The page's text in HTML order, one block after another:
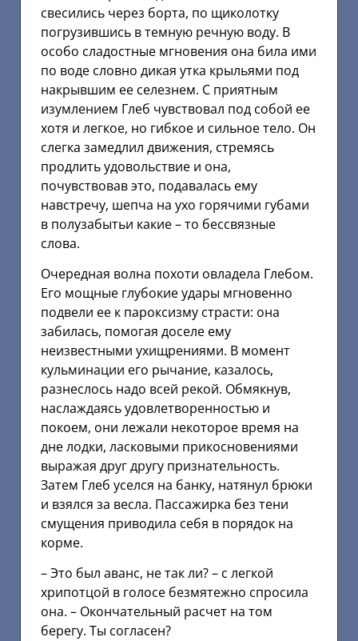
свесились через борта, по щиколотку
погрузившись в темную речную воду. В
особо сладостные мгновения она била ими
по воде словно дикая утка крыльями под
накрывшим ее селезнем. С приятным
изумлением Глеб чувствовал под собой ее
хотя и легкое, но гибкое и сильное тело. Он
слегка замедлил движения, стремясь
продлить удовольствие и она,
почувствовав это, подавалась ему
навстречу, шепча на ухо горячими губами
в полузабытьи какие – то бессвязные
слова.
Очередная волна похоти овладела Глебом.
Его мощные глубокие удары мгновенно
подвели ее к пароксизму страсти: она
забилась, помогая доселе ему
неизвестными ухищрениями. В момент
кульминации его рычание, казалось,
разнеслось надо всей рекой. Обмякнув,
наслаждаясь удовлетворенностью и
покоем, они лежали некоторое время на
дне лодки, ласковыми прикосновениями
выражая друг другу признательность.
Затем Глеб уселся на банку, натянул брюки
и взялся за весла. Пассажирка без тени
смущения приводила себя в порядок на
корме.
– Это был аванс, не так ли? – с легкой
хрипотцой в голосе безмятежно спросила
она. – Окончательный расчет на том
берегу. Ты согласен?